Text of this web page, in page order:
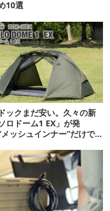
10選
ックまだ安い。久々の新
ロドーム1 EX」が発
ッシュインナー”だけで